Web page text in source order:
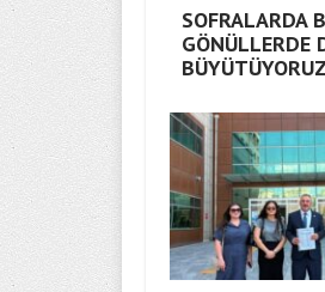
SOFRALARDA
GÖNÜLLERDE